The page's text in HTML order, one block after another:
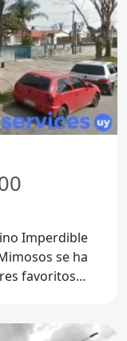
Imperdible
favoritos